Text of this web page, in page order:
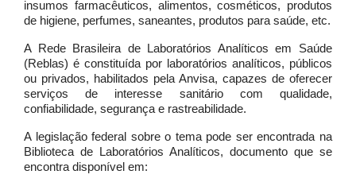
insumos farmacêuticos, alimentos, cosméticos, produtos
de higiene, perfumes, saneantes, produtos para saúde, etc.
A Rede Brasileira de Laboratórios Analíticos em Saúde
(Reblas) é constituída por laboratórios analíticos, públicos
ou privados, habilitados pela Anvisa, capazes de oferecer
serviços de interesse sanitário com qualidade,
confiabilidade, segurança e rastreabilidade.
A legislação federal sobre o tema pode ser encontrada na
Biblioteca de Laboratórios Analíticos, documento que se
encontra disponível em: